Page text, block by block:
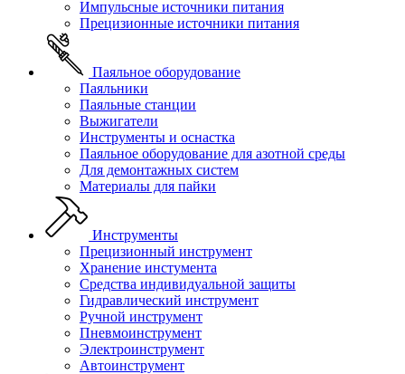
Импульсные источники питания
Прецизионные источники питания
Паяльное оборудование
Паяльники
Паяльные станции
Выжигатели
Инструменты и оснастка
Паяльное оборудование для азотной среды
Для демонтажных систем
Материалы для пайки
Инструменты
Прецизионный инструмент
Хранение инстумента
Средства индивидуальной защиты
Гидравлический инструмент
Ручной инструмент
Пневмоинструмент
Электроинструмент
Автоинструмент